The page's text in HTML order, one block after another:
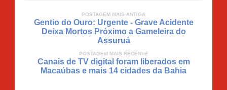
POSTAGEM MAIS ANTIGA
Gentio do Ouro: Urgente - Grave Acidente
Deixa Mortos Próximo a Gameleira do
Assuruá
POSTAGEM MAIS RECENTE
Canais de TV digital foram liberados em
Macaúbas e mais 14 cidades da Bahia